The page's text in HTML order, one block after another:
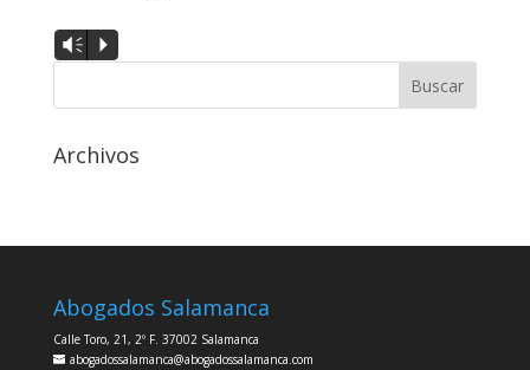
Reproductor
de
Vm P
Archivos
Abogados Salamanca
Calle Toro, 21, 2º F. 37002 Salamanca
abogadossalamanca@abogadossalamanca.com